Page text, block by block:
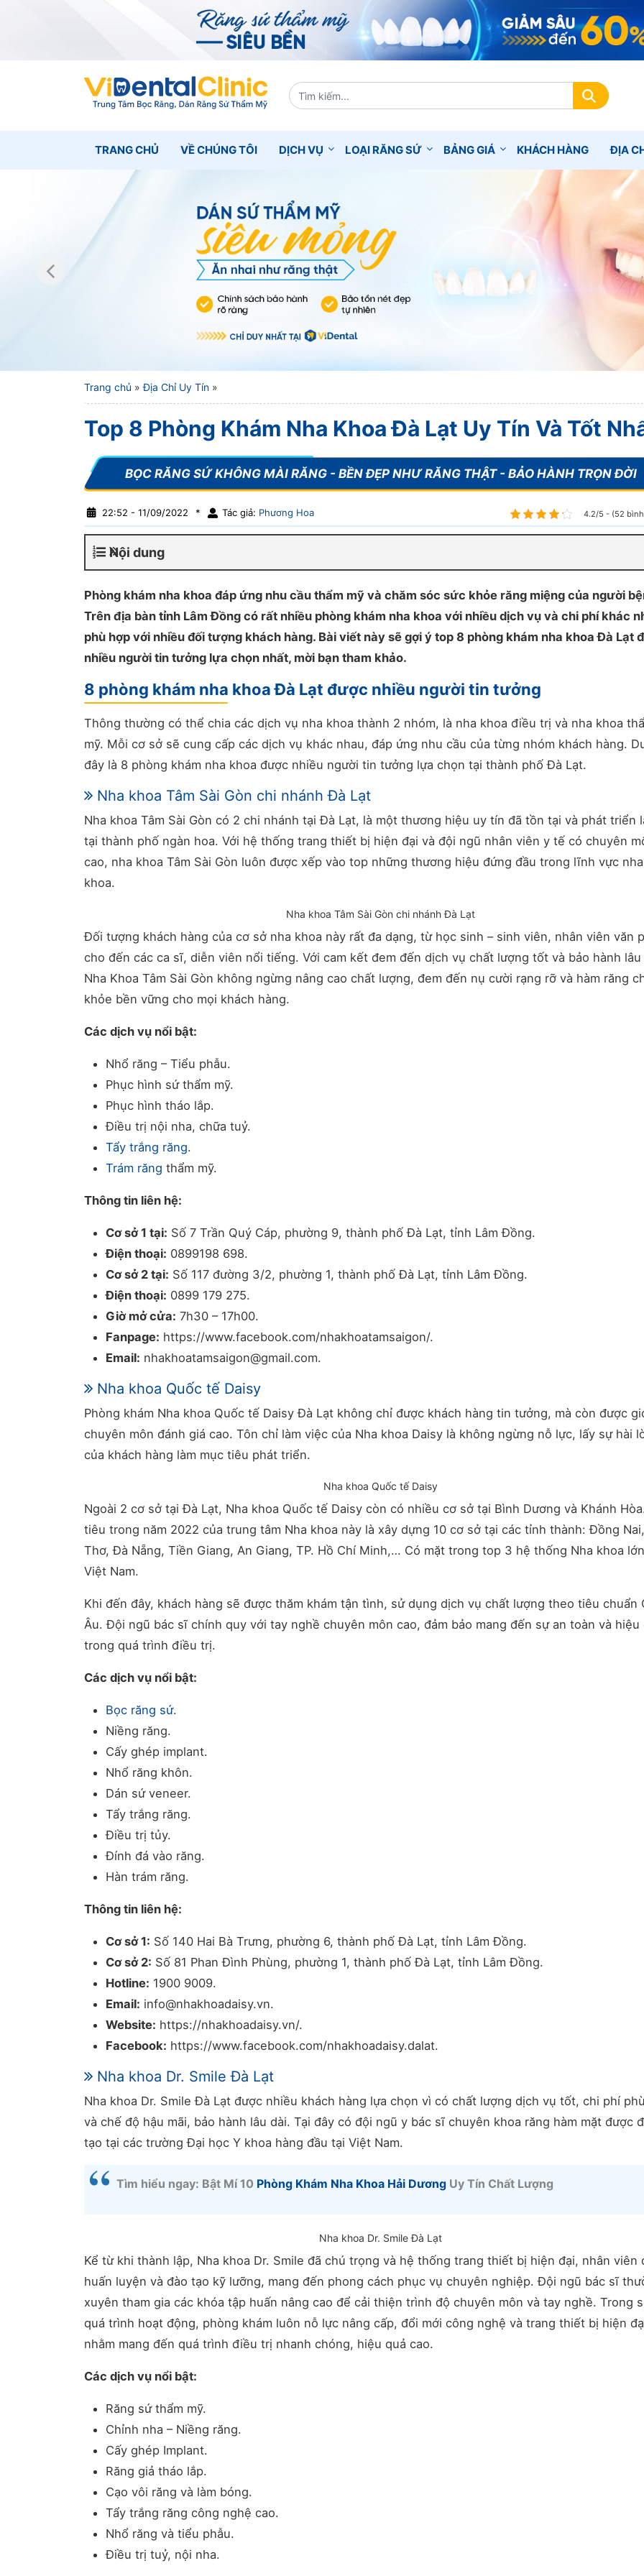
TRANG CHỦ VỀ CHÚNG TÔI DỊCH VỤ LOẠI RĂNG SỨ BẢNG GIÁ KHÁCH HÀNG ĐỊA
Trang chủ »Địa Chỉ Uy Tín »
Top 8 Phòng Khám Nha Khoa Đà Lạt Uy Tín Và Tốt
22:52 - 11/09/2022 * Tác giả: Phương Hoa 4.2/5 - (52
Nội dung
Phòng khám nha khoa đáp ứng nhu cầu thẩm mỹ và chăm sóc sức khỏe răng miệng của người
Trên địa bàn tỉnh Lâm Đồng có rất nhiều phòng khám nha khoa với nhiều dịch vụ và chi phí khác
phù hợp với nhiều đối tượng khách hàng. Bài viết này sẽ gợi ý top 8 phòng khám nha khoa Đà Lạt
nhiều người tin tưởng lựa chọn nhất, mời bạn tham khảo.
8 phòng khám nha khoa Đà Lạt được nhiều người tin tưởng
Thông thường có thể chia các dịch vụ nha khoa thành 2 nhóm, là nha khoa điều trị và nha khoa
mỹ. Mỗi cơ sở sẽ cung cấp các dịch vụ khác nhau, đáp ứng nhu cầu của từng nhóm khách hàng.
đây là 8 phòng khám nha khoa được nhiều người tin tưởng lựa chọn tại thành phố Đà Lạt.
Nha khoa Tâm Sài Gòn chi nhánh Đà Lạt
Nha khoa Tâm Sài Gòn có 2 chi nhánh tại Đà Lạt, là một thương hiệu uy tín đã tồn tại và phát triển
tại thành phố ngàn hoa. Với hệ thống trang thiết bị hiện đại và đội ngũ nhân viên y tế có chuyên
cao, nha khoa Tâm Sài Gòn luôn được xếp vào top những thương hiệu đứng đầu trong lĩnh vực nha
khoa.
Nha khoa Tâm Sài Gòn chi nhánh Đà Lạt
Đối tượng khách hàng của cơ sở nha khoa này rất đa dạng, từ học sinh – sinh viên, nhân viên văn
cho đến các ca sĩ, diễn viên nổi tiếng. Với cam kết đem đến dịch vụ chất lượng tốt và bảo hành lâu
Nha Khoa Tâm Sài Gòn không ngừng nâng cao chất lượng, đem đến nụ cười rạng rỡ và hàm răng
khỏe bền vững cho mọi khách hàng.
Các dịch vụ nổi bật:
Nhổ răng – Tiểu phẫu.
Phục hình sứ thẩm mỹ.
Phục hình tháo lắp.
Điều trị nội nha, chữa tuỷ.
Tẩy trắng răng.
Trám răng thẩm mỹ.
Thông tin liên hệ:
Cơ sở 1 tại: Số 7 Trần Quý Cáp, phường 9, thành phố Đà Lạt, tỉnh Lâm Đồng.
Điện thoại: 0899198 698.
Cơ sở 2 tại: Số 117 đường 3/2, phường 1, thành phố Đà Lạt, tỉnh Lâm Đồng.
Điện thoại: 0899 179 275.
Giờ mở cửa: 7h30 – 17h00.
Fanpage: https://www.facebook.com/nhakhoatamsaigon/.
Email: nhakhoatamsaigon@gmail.com.
Nha khoa Quốc tế Daisy
Phòng khám Nha khoa Quốc tế Daisy Đà Lạt không chỉ được khách hàng tin tưởng, mà còn được
chuyên môn đánh giá cao. Tôn chỉ làm việc của Nha khoa Daisy là không ngừng nỗ lực, lấy sự hài
của khách hàng làm mục tiêu phát triển.
Nha khoa Quốc tế Daisy
Ngoài 2 cơ sở tại Đà Lạt, Nha khoa Quốc tế Daisy còn có nhiều cơ sở tại Bình Dương và Khánh
tiêu trong năm 2022 của trung tâm Nha khoa này là xây dựng 10 cơ sở tại các tỉnh thành: Đồng
Thơ, Đà Nẵng, Tiền Giang, An Giang, TP. Hồ Chí Minh,… Có mặt trong top 3 hệ thống Nha khoa
Việt Nam.
Khi đến đây, khách hàng sẽ được thăm khám tận tình, sử dụng dịch vụ chất lượng theo tiêu chuẩn
Âu. Đội ngũ bác sĩ chính quy với tay nghề chuyên môn cao, đảm bảo mang đến sự an toàn và hiệu
trong quá trình điều trị.
Các dịch vụ nổi bật:
Bọc răng sứ.
Niềng răng.
Cấy ghép implant.
Nhổ răng khôn.
Dán sứ veneer.
Tẩy trắng răng.
Điều trị tủy.
Đính đá vào răng.
Hàn trám răng.
Thông tin liên hệ:
Cơ sở 1: Số 140 Hai Bà Trưng, phường 6, thành phố Đà Lạt, tỉnh Lâm Đồng.
Cơ sở 2: Số 81 Phan Đình Phùng, phường 1, thành phố Đà Lạt, tỉnh Lâm Đồng.
Hotline: 1900 9009.
Email: info@nhakhoadaisy.vn.
Website: https://nhakhoadaisy.vn/.
Facebook: https://www.facebook.com/nhakhoadaisy.dalat.
Nha khoa Dr. Smile Đà Lạt
Nha khoa Dr. Smile Đà Lạt được nhiều khách hàng lựa chọn vì có chất lượng dịch vụ tốt, chi phí
và chế độ hậu mãi, bảo hành lâu dài. Tại đây có đội ngũ y bác sĩ chuyên khoa răng hàm mặt được
tạo tại các trường Đại học Y khoa hàng đầu tại Việt Nam.
Tìm hiểu ngay: Bật Mí 10 Phòng Khám Nha Khoa Hải Dương Uy Tín Chất Lượng
Nha khoa Dr. Smile Đà Lạt
Kể từ khi thành lập, Nha khoa Dr. Smile đã chú trọng và hệ thống trang thiết bị hiện đại, nhân viên
huấn luyện và đào tạo kỹ lưỡng, mang đến phong cách phục vụ chuyên nghiệp. Đội ngũ bác sĩ
xuyên tham gia các khóa tập huấn nâng cao để cải thiện trình độ chuyên môn và tay nghề. Trong
quá trình hoạt động, phòng khám luôn nỗ lực nâng cấp, đổi mới công nghệ và trang thiết bị hiện
nhằm mang đến quá trình điều trị nhanh chóng, hiệu quả cao.
Các dịch vụ nổi bật:
Răng sứ thẩm mỹ.
Chỉnh nha – Niềng răng.
Cấy ghép Implant.
Răng giả tháo lắp.
Cạo vôi răng và làm bóng.
Tẩy trắng răng công nghệ cao.
Nhổ răng và tiểu phẫu.
Điều trị tuỷ, nội nha.